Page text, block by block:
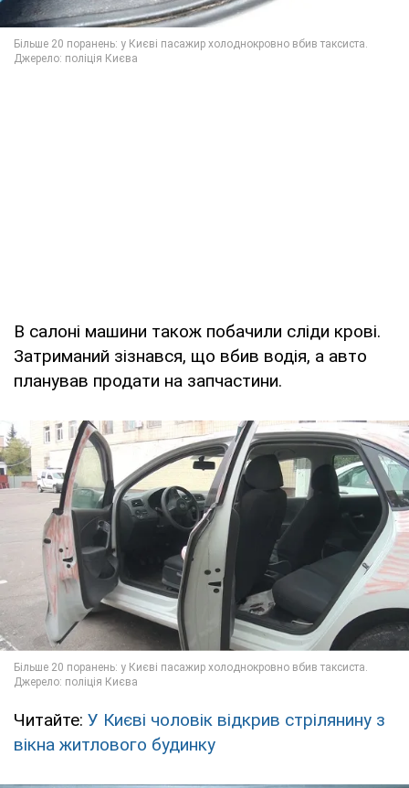
В салоні машини також побачили сліди крові.
Затриманий зізнався, що вбив водія, а авто
планував продати на запчастини.
Читайте: У Києві чоловік відкрив стрілянину з
вікна житлового будинку